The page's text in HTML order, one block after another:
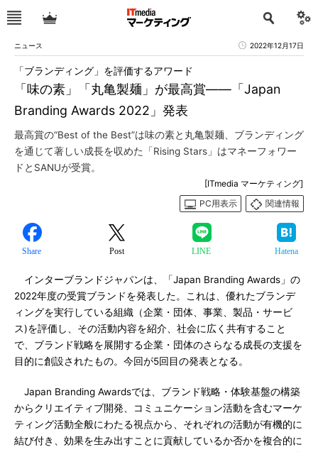
ニュース 2022年12月17日
「味の素」「丸亀製麺」が最高賞――「Japan
Branding Awards 2022」発表
「ブランディング」を評価するアワード
最高賞の“Best of the Best”は味の素と丸亀製麺、ブランディング
を通じて著しい成長を収めた「Rising Stars」はマネーフォワー
ドとSANUが受賞。
[ITmedia マーケティング]
PC用表示
関連情報
Share Post LINE Hatena
インターブランドジャパンは、「Japan Branding Awards」の
2022年度の受賞ブランドを発表した。これは、優れたブランデ
ィングを実行している組織（企業・団体、事業、製品・サービ
ス)を評価し、その活動内容を紹介、社会に広く共有すること
で、ブランド戦略を展開する企業・団体のさらなる成長の支援を
目的に創設されたもの。今回が5回目の発表となる。
Japan Branding Awardsでは、ブランド戦略・体験基盤の構築
からクリエイティブ開発、コミュニケーション活動を含むマーケ
ティング活動全般にわたる視点から、それぞれの活動が有機的に
結び付き、効果を生み出すことに貢献しているか否かを複合的に